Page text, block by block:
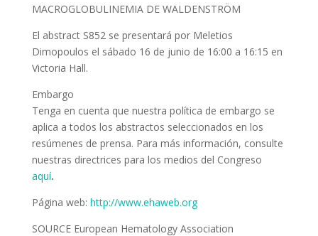
MACROGLOBULINEMIA DE WALDENSTRÖM
El abstract S852 se presentará por Meletios
Dimopoulos el sábado 16 de junio de 16:00 a 16:15 en
Victoria Hall.
Embargo
Tenga en cuenta que nuestra política de embargo se
aplica a todos los abstractos seleccionados en los
resúmenes de prensa. Para más información, consulte
nuestras directrices para los medios del Congreso
aquí.
Página web: http://www.ehaweb.org
SOURCE European Hematology Association